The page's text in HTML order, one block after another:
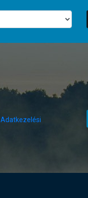
Adatkezelési